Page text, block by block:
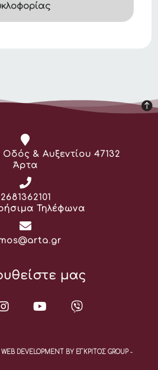
Οδός & Αυξεντίου 47132
Άρτα
Τηλέφωνο:
2681362101
Τηλέφωνα
μας
DEVELOPMENT BY ΕΓΚΡΙΤΟΣ GROUP -